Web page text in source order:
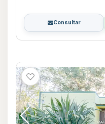
Consultar